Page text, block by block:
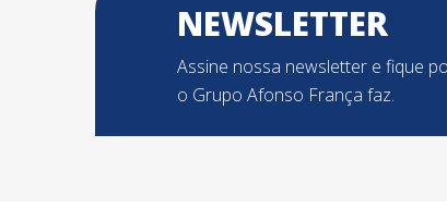
NEWSLETTER
Assine nossa newsletter e fique
o Grupo Afonso França faz.